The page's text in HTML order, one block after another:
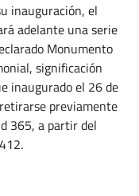
inauguración, el
adelante una serie
Monumento
significación
inaugurado el 26 de
previamente
365, a partir del